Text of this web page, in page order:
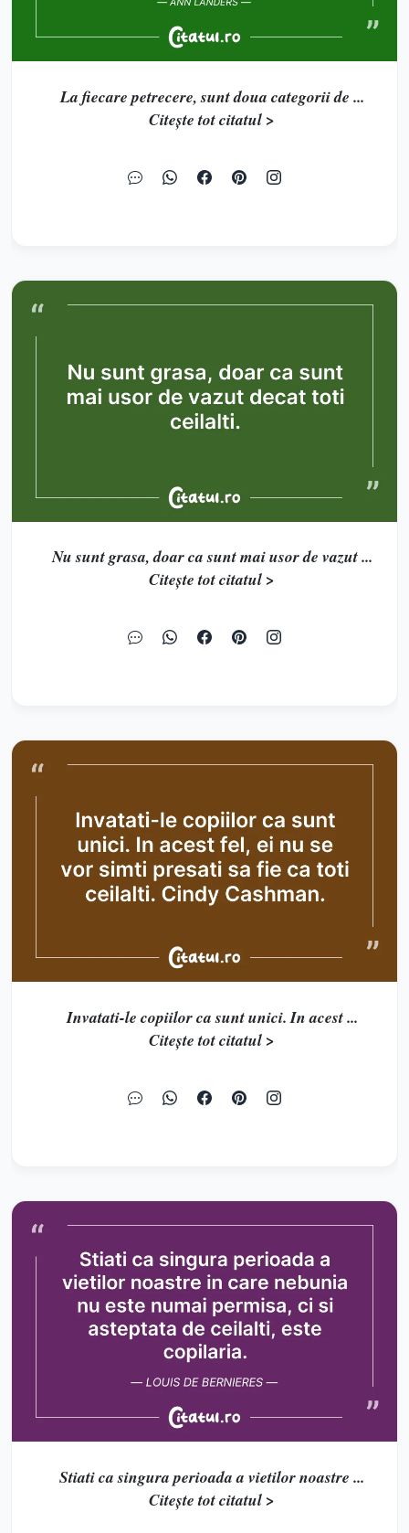
La fiecare petrecere, sunt doua categorii de ...
Citește tot citatul >
Nu sunt grasa, doar ca sunt mai usor de vazut ...
Citește tot citatul >
Invatati-le copiilor ca sunt unici. In acest ...
Citește tot citatul >
Stiati ca singura perioada a vietilor noastre ...
Citește tot citatul >